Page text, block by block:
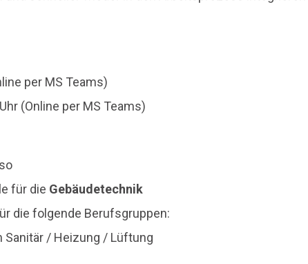
per MS Teams)
(Online per MS Teams)
für die Gebäudetechnik
die folgende Berufsgruppen:
Sanitär / Heizung / Lüftung